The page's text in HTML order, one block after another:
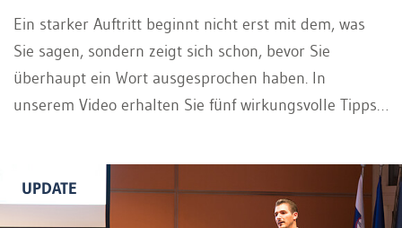
Ein starker Auftritt beginnt nicht erst mit dem, was
Sie sagen, sondern zeigt sich schon, bevor Sie
überhaupt ein Wort ausgesprochen haben. In
unserem Video erhalten Sie fünf wirkungsvolle Tipps
aufrechte Körperhaltung Sicherheit vermittelt, warum
eine authentische Mimik Ihre Botschaften
UPDATE